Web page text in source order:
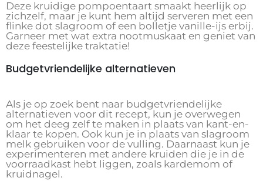
Deze kruidige pompoentaart smaakt heerlijk op
zichzelf, maar je kunt hem altijd serveren met een
flinke dot slagroom of een bolletje vanille-ijs erbij.
Garneer met wat extra nootmuskaat en geniet van
deze feestelijke traktatie!
Budgetvriendelijke alternatieven
Als je op zoek bent naar budgetvriendelijke
alternatieven voor dit recept, kun je overwegen
om het deeg zelf te maken in plaats van kant-en-
klaar te kopen. Ook kun je in plaats van slagroom
melk gebruiken voor de vulling. Daarnaast kun je
experimenteren met andere kruiden die je in de
voorraadkast hebt liggen, zoals kardemom of
kruidnagel.